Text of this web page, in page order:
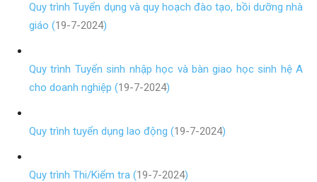
Quy trình Tuyển dụng và quy hoạch đào tạo, bồi dưỡng nhà
giáo (19-7-2024)
Quy trình Tuyển sinh nhập học và bàn giao học sinh hệ A
cho doanh nghiệp (19-7-2024)
Quy trình tuyển dụng lao động (19-7-2024)
Quy trình Thi/Kiểm tra (19-7-2024)